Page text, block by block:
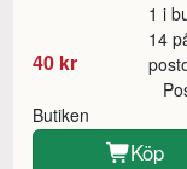
40 kr
1 i
14
Butiken
Köp